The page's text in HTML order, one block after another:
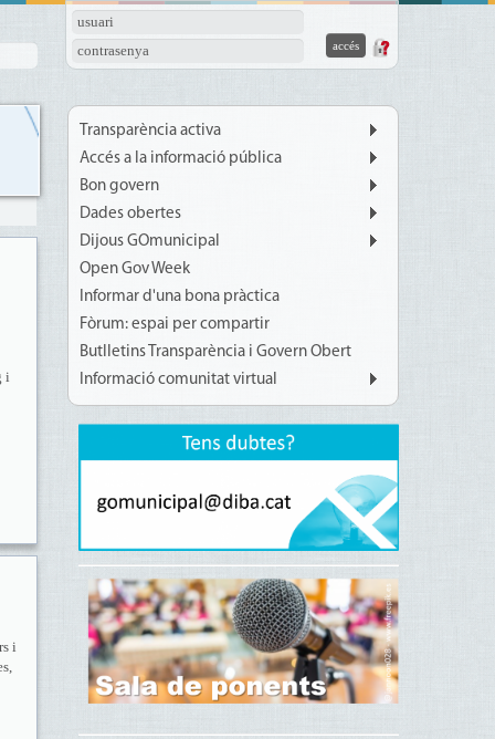
usuari
contrasenya
i
i
Transparència activa
Accés a la informació pública
Bon govern
Dades obertes
Dijous GOmunicipal
Open Gov Week
Informar d'una bona pràctica
Fòrum: espai per compartir
Butlletins Transparència i Govern Obert
Informació comunitat virtual